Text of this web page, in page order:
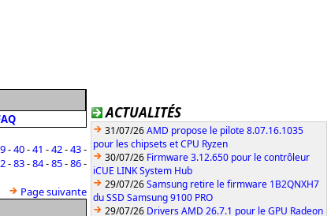
ACTUALITÉS
31/07/26AMD propose le pilote 8.07.16.1035
pour les chipsets et CPU Ryzen
30/07/26 Firmware 3.12.650 pour le contrôleur
iCUE LINK System Hub
29/07/26Samsung retire le firmware 1B2QNXH7
du SSD Samsung 9100 PRO
29/07/26 Drivers AMD 26.7.1 pour le GPU Radeon
-40-41 -42-43-
-83-84-85-86-
Page suivante